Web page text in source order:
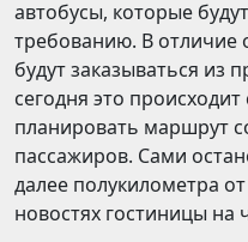
автобусы, которые
требованию. В
будут заказываться из
сегодня это
планировать маршрут
пассажиров. Сами
далее полукилометра
новостях гостиницы на